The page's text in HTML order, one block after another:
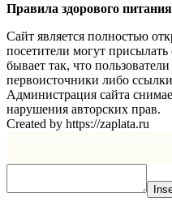
Правила здорового
Сайт является полностью
посетители могут
бывает так, что
первоисточники либо
Администрация сайта
нарушения авторских прав.
Created by https://zaplata.ru